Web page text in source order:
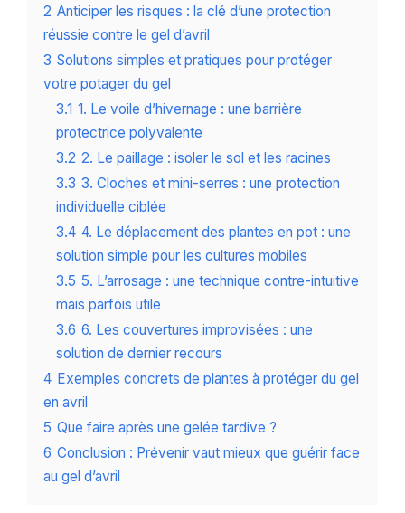
2 Anticiper les risques : la clé d’une protection
réussie contre le gel d’avril
3 Solutions simples et pratiques pour protéger
votre potager du gel
3.1 1. Le voile d’hivernage : une barrière
protectrice polyvalente
3.2 2. Le paillage : isoler le sol et les racines
3.3 3. Cloches et mini-serres : une protection
individuelle ciblée
3.4 4. Le déplacement des plantes en pot : une
solution simple pour les cultures mobiles
3.5 5. L’arrosage : une technique contre-intuitive
mais parfois utile
3.6 6. Les couvertures improvisées : une
solution de dernier recours
4 Exemples concrets de plantes à protéger du gel
en avril
5 Que faire après une gelée tardive ?
6 Conclusion : Prévenir vaut mieux que guérir face
au gel d’avril